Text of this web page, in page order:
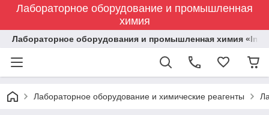
Лабораторное оборудование и промышленная
химия
Лабораторное оборудования и промышленная химия
Лабораторное оборудование и химические реагенты